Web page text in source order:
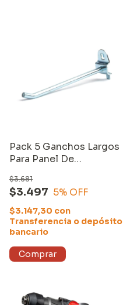
Pack 5 Ganchos Largos
Para Panel De
$3.497
$3.681
5% OFF
$3.147,30 con
Transferencia o depósito
bancario